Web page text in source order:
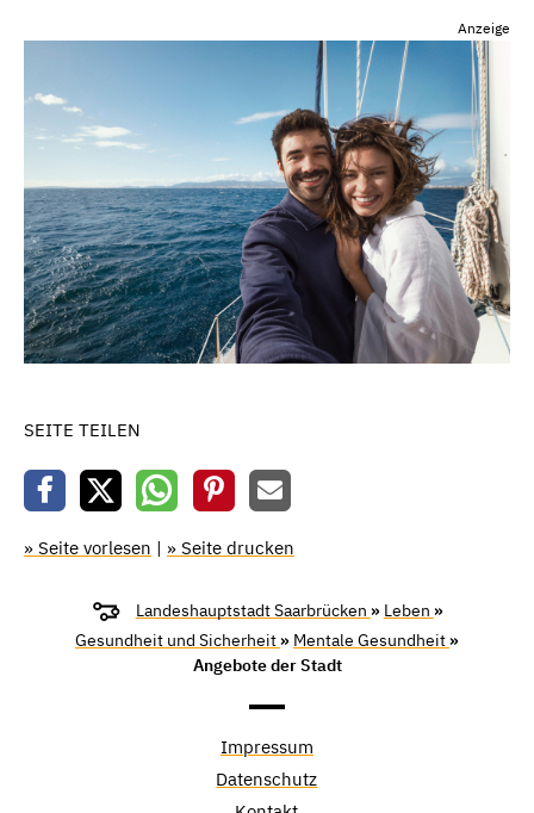
Anzeige
SEITE TEILEN
» Seite vorlesen | » Seite drucken
Landeshauptstadt Saarbrücken » Leben »
Gesundheit und Sicherheit » Mentale Gesundheit »
Angebote der Stadt
Impressum
Datenschutz